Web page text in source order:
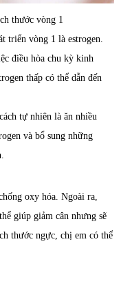
thước vòng 1
triển vòng 1 là estrogen.
điều hòa chu kỳ kinh
thấp có thể dẫn đến
tự nhiên là ăn nhiều
và bổ sung những
oxy hóa. Ngoài ra,
giúp giảm cân nhưng sẽ
thước ngực, chị em có thể